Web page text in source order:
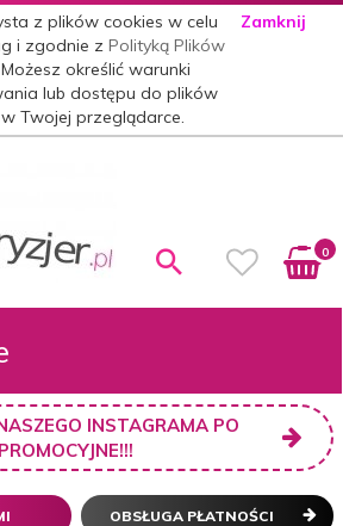
z plików cookies w celu
i zgodnie zPolityką Plików
określić warunki
lub dostępu do plików
Twojej przeglądarce.
Zamknij
0
INSTAGRAMA PO
OBSŁUGA PŁATNOŚCI